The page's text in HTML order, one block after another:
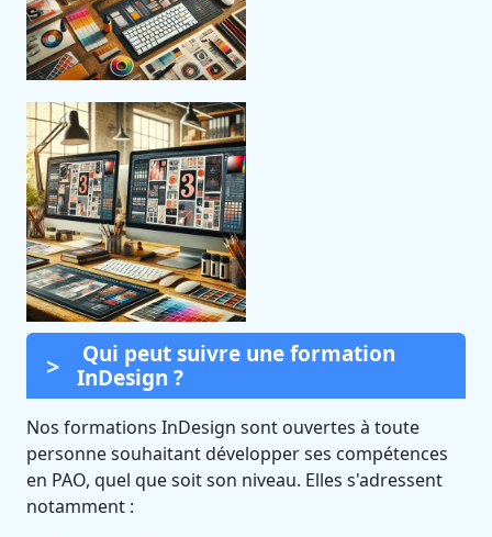
Qui peut suivre une formation
InDesign ?
Nos formations InDesign sont ouvertes à toute
personne souhaitant développer ses compétences
en PAO, quel que soit son niveau. Elles s'adressent
notamment :